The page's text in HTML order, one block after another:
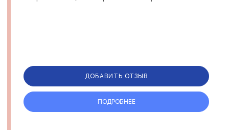
ДОБАВИТЬ ОТЗЫВ
ПОДРОБНЕЕ